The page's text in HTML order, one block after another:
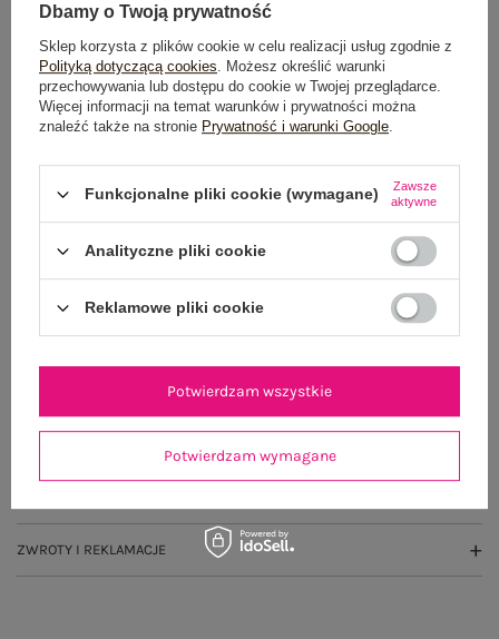
Dostawaod 7,99 zł
Wysyłka wponiedziałek
OPIS PRODUKTU
ZWROTY I REKLAMACJE
Dbamy o Twoją prywatność
Sklep korzysta z plików cookie w celu realizacji usług zgodnie z
Polityką dotyczącą cookies. Możesz określić warunki
przechowywania lub dostępu do cookie w Twojej przeglądarce.
Więcej informacji na temat warunków i prywatności można
znaleźć także na stronie Prywatność i warunki Google.
Funkcjonalne pliki cookie (wymagane)
Zawsze
aktywne
Analityczne pliki cookie
Reklamowe pliki cookie
Potwierdzam wymagane
Potwierdzam wszystkie